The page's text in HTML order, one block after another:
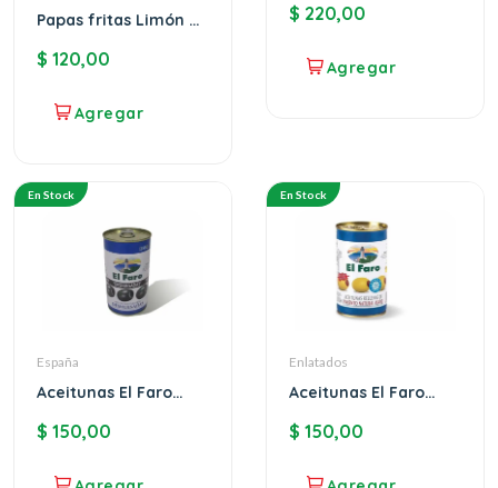
Papas fritas Limón y
Bonita
$ 120,00
$ 220,00
En Stock
España
Aceitunas El Faro
$ 150,00
En Stock
Enlatados
Aceitunas El Faro
$ 150,00